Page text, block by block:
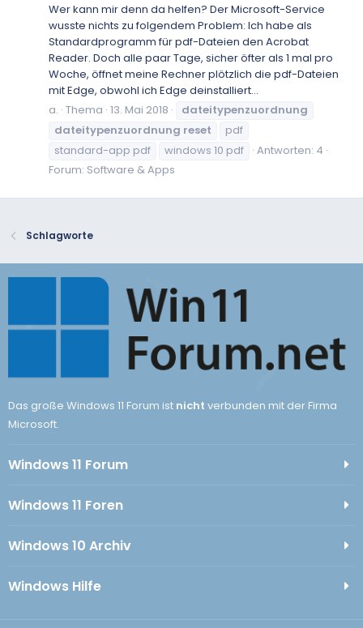
Wer kann mir denn da helfen? Der Microsoft-Service
wusste nichts zu folgendem Problem: Ich habe als
Standardprogramm für pdf-Dateien den Acrobat
Reader. Doch alle paar Tage, sicher öfter als 1 mal pro
Woche, öffnet meine Rechner plötzlich die pdf-Dateien
mit Edge, obwohl ich Edge deinstalliert...
a. Thema 13. Mai 2018
dateitypenzuordnung
dateitypenzuordnung reset
pdf
standard-app pdf
windows 10 pdf
Antworten: 4
Forum: Software & Apps
Schlagworte
Das große Windows 11 Forum ist nicht verbunden mit der Firma
Microsoft.
Windows 11 Forum
Windows 11 Foren
Windows 10 Archiv
Windows Hilfe